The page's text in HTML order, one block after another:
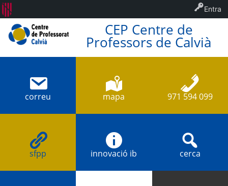
CEP Centre de
Professors de Calvià
correu mapa 971 594 099
sfpp innovació ib cerca
Entra